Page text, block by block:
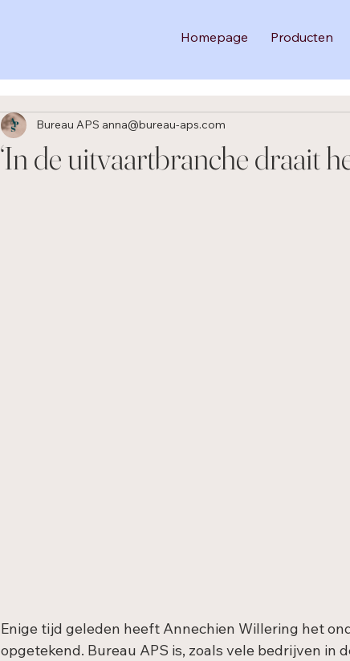
Homepage Producten
‘​In de uitvaartbranche draait
Bureau APS anna@bureau-aps.com
Enige tijd geleden heeft Annechien Willering het
opgetekend. Bureau APS is, zoals vele bedrijven in